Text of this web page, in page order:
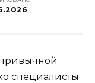
специалисты